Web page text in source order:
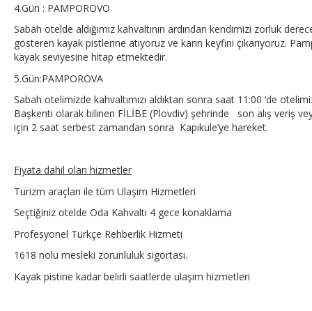
4.Gün : PAMPOROVO
Sabah otelde aldığımız kahvaltının ardından kendimizi zorluk
gösteren kayak pistlerine atıyoruz ve karın keyfini çıkarıyoruz.
kayak seviyesine hitap etmektedir.
5.Gün:PAMPOROVA
Sabah otelimizde kahvaltımızı aldıktan sonra saat 11:00 ‘de
Başkenti olarak bilinen FİLİBE (Plovdiv) şehrinde son alış veriş
için 2 saat serbest zamandan sonra Kapıkule’ye hareket.
Fiyata dahil olan hizmetler
Turizm araçları ile tüm Ulaşım Hizmetleri
Seçtiğiniz otelde Oda Kahvaltı 4 gece konaklama
Profesyonel Türkçe Rehberlik Hizmeti
1618 nolu mesleki zorunluluk sigortası.
Kayak pistine kadar belirli saatlerde ulaşım hizmetleri